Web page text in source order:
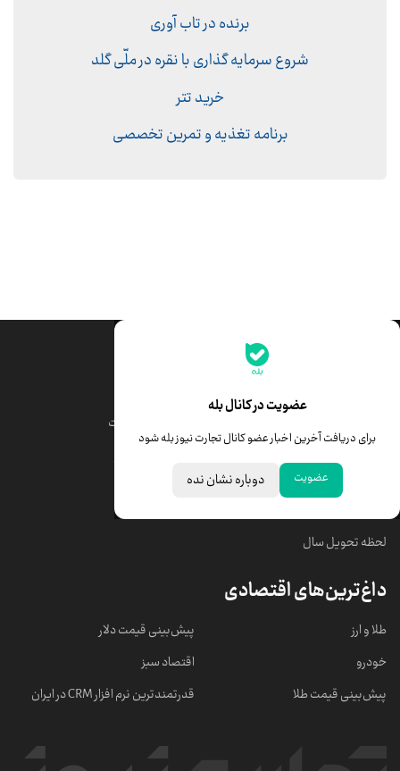
برنده در تاب آوری
شروع سرمایه گذاری با نقره در ملّی گلد
خرید تتر
برنامه تغذیه و تمرین تخصصی
عضویت در کانال بله
برای دریافت آخرین اخبار عضو کانال تجارت نیوز بله شود
عضویت دوباره نشان نده
جدیدترین قیمت‌ها
قیمت درهم امارات
خبرهای مهم
لحظه تحویل سال
داغ‌ترین‌های اقتصادی
طلا و ارز
خودرو
پیش‌بینی قیمت طلا
پیش‌بینی قیمت دلار
اقتصاد سبز
قدرتمندترین نرم‌ افزار CRM در ایران